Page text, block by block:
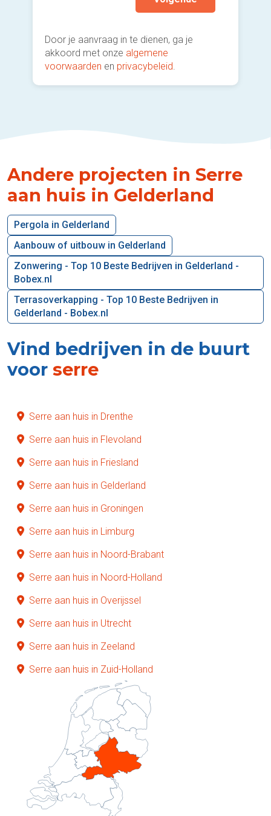
Door je aanvraag in te dienen, ga je
akkoord met onze algemene
voorwaarden en privacybeleid.
Andere projecten in Serre
aan huis in Gelderland
Pergola in Gelderland
Aanbouw of uitbouw in Gelderland
Zonwering - Top 10 Beste Bedrijven in Gelderland -
Bobex.nl
Terrasoverkapping - Top 10 Beste Bedrijven in
Gelderland - Bobex.nl
Vind bedrijven in de buurt
voor serre
Serre aan huis in Drenthe
Serre aan huis in Flevoland
Serre aan huis in Friesland
Serre aan huis in Gelderland
Serre aan huis in Groningen
Serre aan huis in Limburg
Serre aan huis in Noord-Brabant
Serre aan huis in Noord-Holland
Serre aan huis in Overijssel
Serre aan huis in Utrecht
Serre aan huis in Zeeland
Serre aan huis in Zuid-Holland